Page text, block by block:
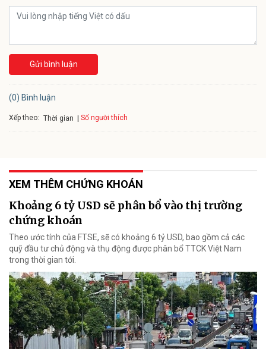
Gửi bình luận
(0) Bình luận
Xếp theo: Thời gian Số người thích
XEM THÊM CHỨNG KHOÁN
Khoảng 6 tỷ USD sẽ phân bổ vào thị trường
chứng khoán
Theo ước tính của FTSE, sẽ có khoảng 6 tỷ USD, bao gồm cả các
quỹ đầu tư chủ động và thụ động được phân bổ TTCK Việt Nam
trong thời gian tới.